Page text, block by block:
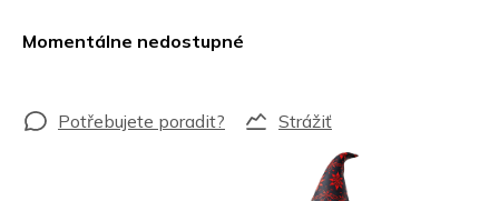
Momentálne nedostupné
Strážiť